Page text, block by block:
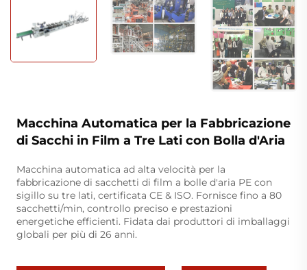
Macchina Automatica per la Fabbricazione
di Sacchi in Film a Tre Lati con Bolla d'Aria
Macchina automatica ad alta velocità per la
fabbricazione di sacchetti di film a bolle d'aria PE con
sigillo su tre lati, certificata CE & ISO. Fornisce fino a 80
sacchetti/min, controllo preciso e prestazioni
energetiche efficienti. Fidata dai produttori di imballaggi
globali per più di 26 anni.